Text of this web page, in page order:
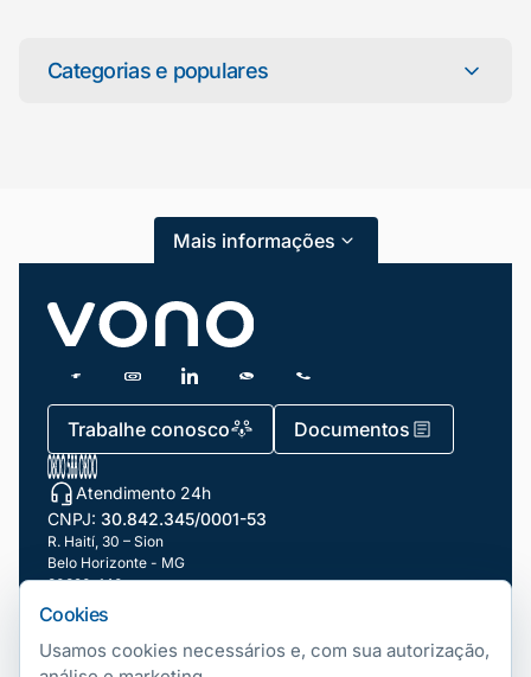
Categorias e populares
Atendimento ao Cliente
Blog
Dicas e Tutoriais
Gestão de Condomínios
Gestão de Frotas
Gestão de Negócios
Gestão de pessoas e Liderança
Gestão Financeira
Mundo Automotivo
Mais informações
Trabalhe conosco Documentos
Atendimento 24h
CNPJ: 30.842.345/0001-53
R. Haití, 30 – Sion
Belo Horizonte - MG
30320-140
Nossas filiais
Cookies
Usamos cookies necessários e, com sua autorização,
online agora